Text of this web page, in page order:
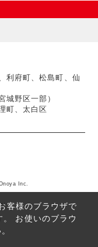
客様のブラウザで
お使いのブラウ
Inc.
利府町、松島町、仙
城野区一部）
町、太白区